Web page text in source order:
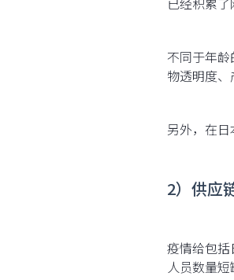
不同于年
物透明度
另外，在
2）供应
疫情给包
人员数量